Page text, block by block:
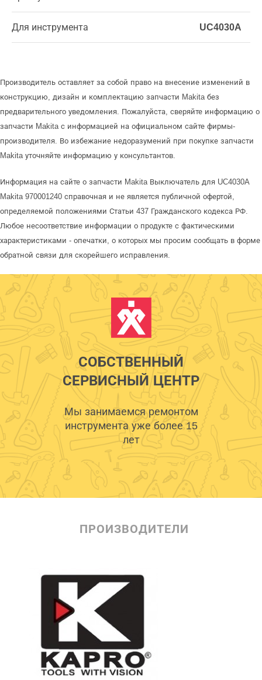
Для инструмента UC4030A
Производитель оставляет за собой право на внесение изменений в
конструкцию, дизайн и комплектацию запчасти Makita без
предварительного уведомления. Пожалуйста, сверяйте информацию о
запчасти Makita с информацией на официальном сайте фирмы-
производителя. Во избежание недоразумений при покупке запчасти
Makita уточняйте информацию у консультантов.
Информация на сайте о запчасти Makita Выключатель для UC4030A
Makita 970001240 справочная и не является публичной офертой,
определяемой положениями Статьи 437 Гражданского кодекса РФ.
Любое несоответствие информации о продукте с фактическими
характеристиками - опечатки, о которых мы просим сообщать в форме
обратной связи для скорейшего исправления.
СОБСТВЕННЫЙ
СЕРВИСНЫЙ ЦЕНТР
Мы занимаемся ремонтом
инструмента уже более 15
лет
ПРОИЗВОДИТЕЛИ